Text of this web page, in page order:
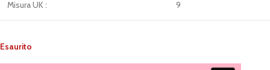
Misura UK : 9
Esaurito